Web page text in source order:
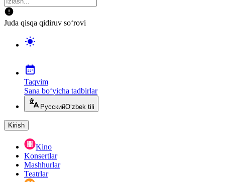
Juda qisqa qidiruv so‘rovi
Taqvim
Sana bo‘yicha tadbirlar
РусскийO‘zbek tili
Kirish
Kino
Konsertlar
Mashhurlar
Teatrlar